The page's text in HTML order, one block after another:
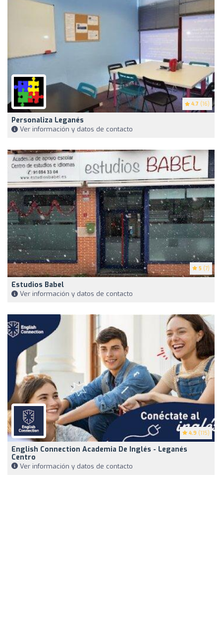
4.7 (16)
Personaliza Leganés
Ver información y datos de contacto
5 (7)
Estudios Babel
Ver información y datos de contacto
4.9 (115)
English Connection Academia De Inglés - Leganés
Centro
Ver información y datos de contacto